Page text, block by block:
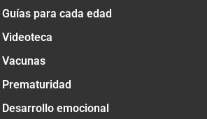
Guías para cada edad
Videoteca
Vacunas
Prematuridad
Desarrollo emocional